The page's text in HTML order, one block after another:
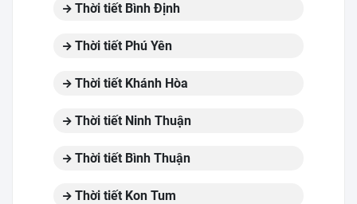
Thời tiết Bình Định
Thời tiết Phú Yên
Thời tiết Khánh Hòa
Thời tiết Ninh Thuận
Thời tiết Bình Thuận
Thời tiết Kon Tum